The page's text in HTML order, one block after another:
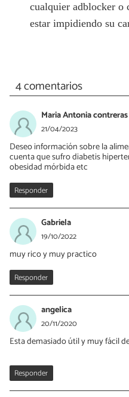
cualquier adblocker o
estar impidiendo su
4 comentarios
Maria Antonia contreras
21/04/2023
Deseo información sobre la
cuenta que sufro diabetis
obesidad mórbida etc
Responder
Gabriela
19/10/2022
muy rico y muy practico
Responder
angelica
20/11/2020
Esta demasiado útil y muy fácil
Responder